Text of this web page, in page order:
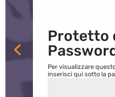
Protetto
Per visualizzare
inserisci qui sotto la